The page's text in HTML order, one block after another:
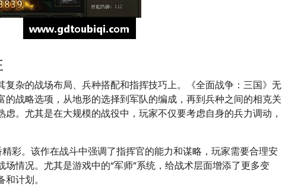
杂的战场布局、兵种搭配和指挥技巧上。《全面战争：三国》无
战略选项，从地形的选择到军队的编成，再到兵种之间的相克关
。尤其是在大规模的战役中，玩家不仅要考虑自身的兵力调动，
精彩。该作在战斗中强调了指挥官的能力和谋略，玩家需要合理安
情况。尤其是游戏中的“军师”系统，给战术层面增添了更多变
计划。